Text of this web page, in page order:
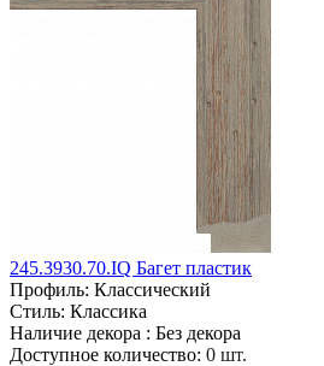
245.3930.70.IQ Багет пластик
Профиль: Классический
Стиль: Классика
Наличие декора : Без декора
Доступное количество: 0 шт.